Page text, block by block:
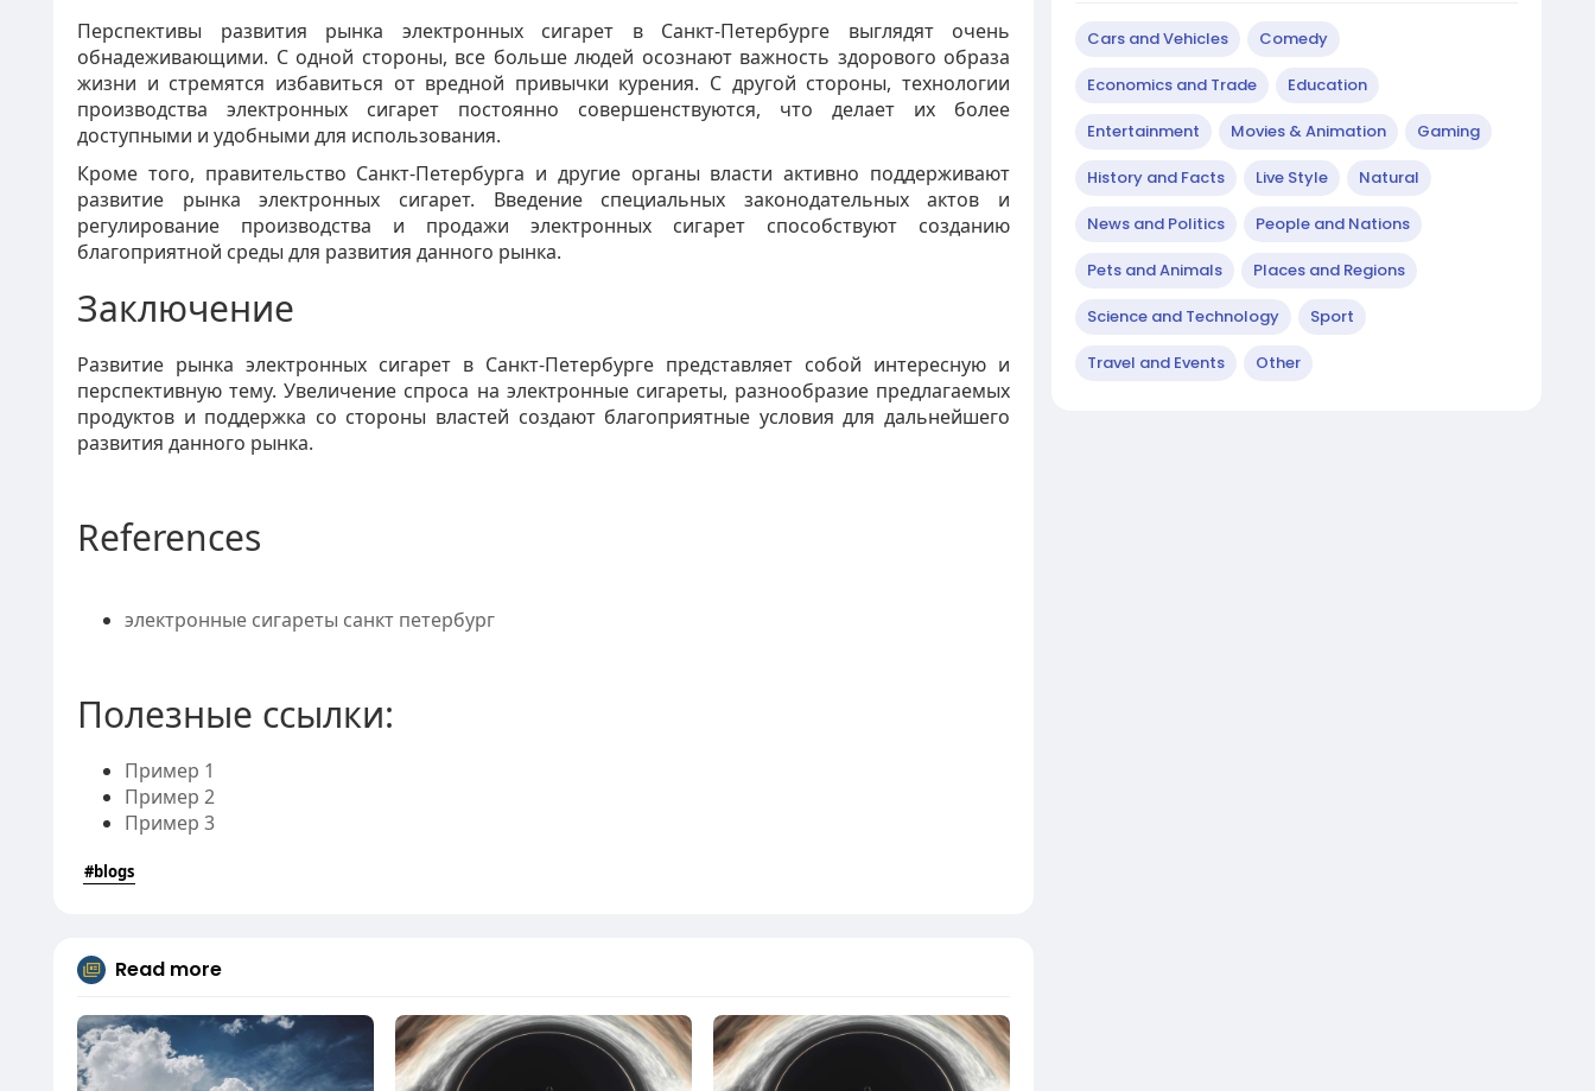
Перспективы развития рынка электронных сигарет в Санкт-Петербурге выглядят очень
обнадеживающими. С одной стороны, все больше людей осознают важность здорового образа
жизни и стремятся избавиться от вредной привычки курения. С другой стороны, технологии
производства электронных сигарет постоянно совершенствуются, что делает их более
доступными и удобными для использования.
Кроме того, правительство Санкт-Петербурга и другие органы власти активно поддерживают
развитие рынка электронных сигарет. Введение специальных законодательных актов и
регулирование производства и продажи электронных сигарет способствуют созданию
благоприятной среды для развития данного рынка.
Заключение
Развитие рынка электронных сигарет в Санкт-Петербурге представляет собой интересную и
перспективную тему. Увеличение спроса на электронные сигареты, разнообразие предлагаемых
продуктов и поддержка со стороны властей создают благоприятные условия для дальнейшего
развития данного рынка.
References
электронные сигареты санкт петербург
Полезные ссылки:
Пример 1
Пример 2
Пример 3
#blogs
Read more
Cars and Vehicles Comedy
Economics and Trade Education
Entertainment Movies & Animation Gaming
History and Facts Live Style Natural
News and Politics People and Nations
Pets and Animals Places and Regions
Science and Technology Sport
Travel and Events Other